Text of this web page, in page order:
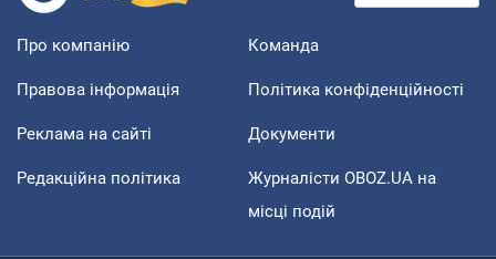
Про компанію Команда
Правова інформація Політика конфіденційності
Реклама на сайті Документи
Редакційна політика
Журналісти OBOZ.UA на
місці подій